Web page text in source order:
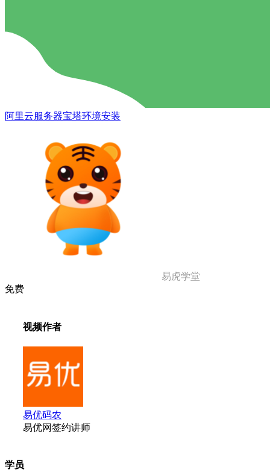
阿里云服务器宝塔环境安装
易虎学堂
免费
视频作者
易优码农
易优网签约讲师
学员